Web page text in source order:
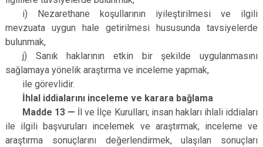
i) Nezarethane koşullarının iyileştirilmesi ve ilgili
mevzuata uygun hale getirilmesi hususunda tavsiyelerde
bulunmak,
j) Sanık haklarının etkin bir şekilde uygulanmasını
sağlamaya yönelik araştırma ve inceleme yapmak,
ile görevlidir.
İhlal iddialarını inceleme ve karara bağlama
Madde 13 — İl ve İlçe Kurulları; insan hakları ihlali iddiaları
ile ilgili başvuruları incelemek ve araştırmak, inceleme ve
araştırma sonuçlarını değerlendirmek, ulaşılan sonuçları